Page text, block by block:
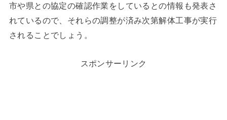
市や県との協定の確認作業をしているとの情報も発表さ
れているので、それらの調整が済み次第解体工事が実行
されることでしょう。
スポンサーリンク